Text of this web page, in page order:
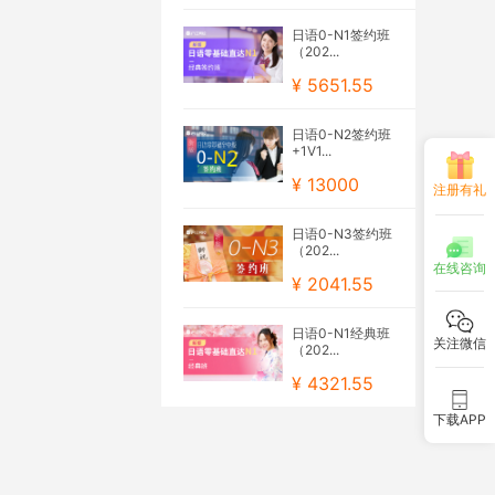
日语0-N1签约班
（202...
¥ 5651.55
日语0-N2签约班
+1V1...
¥ 13000
日语0-N3签约班
（202...
¥ 2041.55
日语0-N1经典班
（202...
¥ 4321.55
注册有礼
在线咨询
关注微信
下载APP